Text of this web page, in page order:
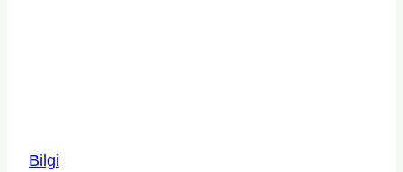
Bilgi